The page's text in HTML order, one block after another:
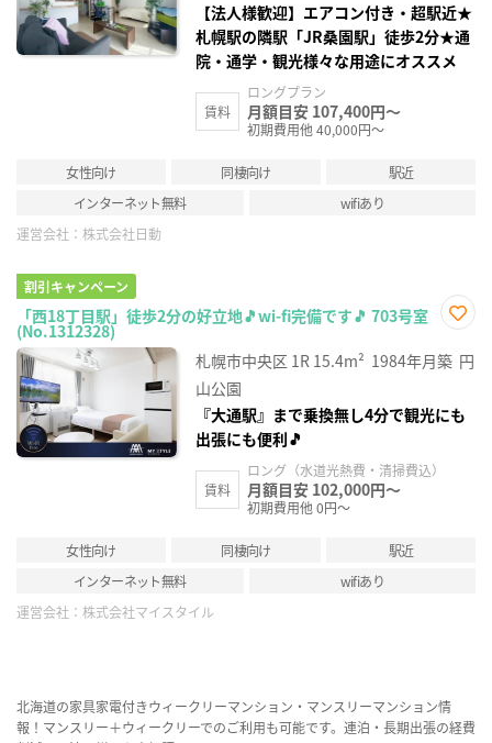
【法人様歓迎】エアコン付き・超駅近★
札幌駅の隣駅「JR桑園駅」徒歩2分★通
院・通学・観光様々な用途にオススメ
賃料
ロングプラン
月額目安 107,400円～
初期費用他 40,000円～
女性向け 同棲向け
駅近
インターネット無料
wifiあり
運営会社： 株式会社日動
割引キャンペーン
「西18丁目駅」徒歩2分の好立地🎵wi-fi完備です🎵 703号室
(No.1312328)
に入
り登
札幌市中央区 1R 15.4m² 1984年月築 円
山公園
『大通駅』まで乗換無し4分で観光にも
出張にも便利🎵
賃料
ロング（水道光熱費・清掃費込）
月額目安 102,000円～
初期費用他 0円～
女性向け 同棲向け
駅近
インターネット無料
wifiあり
運営会社： 株式会社マイスタイル
北海道の家具家電付きウィークリーマンション・マンスリーマンション情
報！マンスリー＋ウィークリーでのご利用も可能です。連泊・長期出張の経費